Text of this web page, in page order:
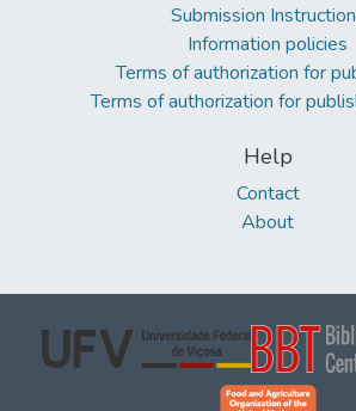
Submission
Information policies
Terms of authorization for
Terms of authorization for
Help
Contact
About